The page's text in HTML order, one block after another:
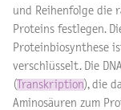
und Reihenfolge die
Proteins festlegen.
Proteinbiosynthese
verschlüsselt. Die
( Transkription), die
Aminosäuren zum